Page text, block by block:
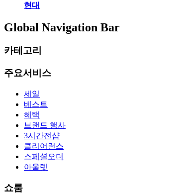
현대
Global Navigation Bar
카테고리
주요서비스
세일
베스트
혜택
브랜드 행사
3시간전샵
클리어런스
스페셜오더
아울렛
쇼룸